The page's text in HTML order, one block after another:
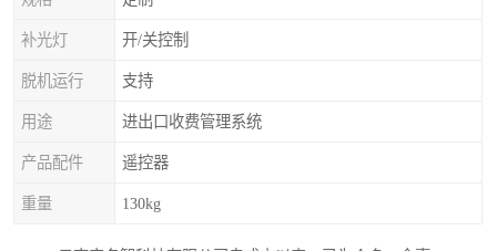
补光灯 开/关控制
脱机运行 支持
用途 进出口收费管理系统
产品配件 遥控器
重量 130kg